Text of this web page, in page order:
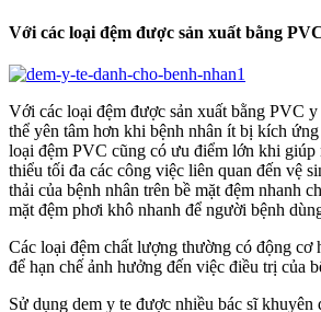
Với các loại đệm được sản xuất bằng
Với các loại đệm được sản xuất bằng PVC
thể yên tâm hơn khi bệnh nhân ít bị kích
loại đệm PVC cũng có ưu điểm lớn khi giúp
thiểu tối đa các công việc liên quan đến vệ
thải của bệnh nhân trên bề mặt đệm nhanh
mặt đệm phơi khô nhanh để người bệnh
Các loại đệm chất lượng thường có động cơ
để hạn chế ảnh hưởng đến việc điều trị của
Sử dụng dem y te được nhiều bác sĩ khuyên